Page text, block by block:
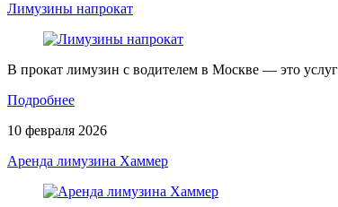
Лимузины напрокат
В прокат лимузин с водителем в Москве — это
Подробнее
10 февраля 2026
Аренда лимузина Хаммер